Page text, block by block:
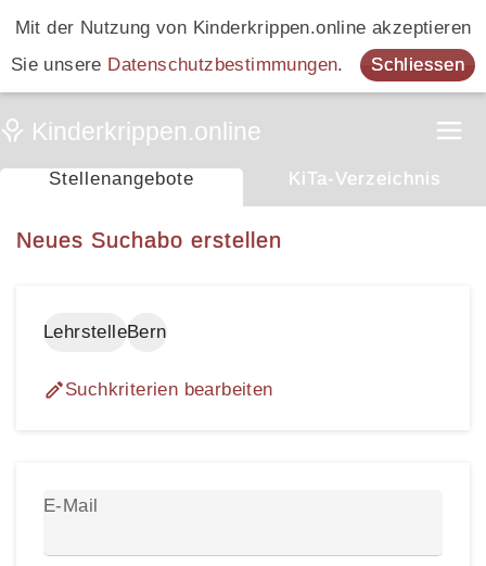
Mit der Nutzung von Kinderkrippen.online akzeptieren
Sie unsere Datenschutzbestimmungen. Schliessen
Stellenangebote KiTa-Verzeichnis
Neues Suchabo erstellen
LehrstelleBern
Suchkriterien bearbeiten
E-Mail